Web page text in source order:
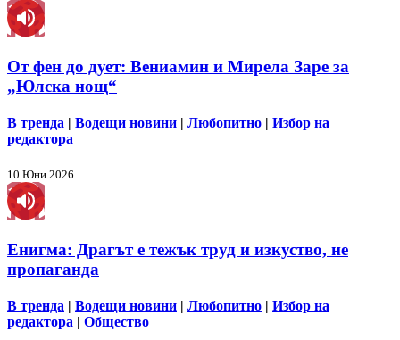
От фен до дует: Вениамин и Мирела Заре за
„Юлска нощ“
В тренда | Водещи новини | Любопитно | Избор на
редактора
10 Юни 2026
Енигма: Драгът е тежък труд и изкуство, не
пропаганда
В тренда | Водещи новини | Любопитно | Избор на
редактора | Общество